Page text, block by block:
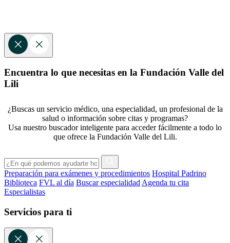
Encuentra lo que necesitas en la Fundación Valle del
Lili
¿Buscas un servicio médico, una especialidad, un profesional de la
salud o información sobre citas y programas?
Usa nuestro buscador inteligente para acceder fácilmente a todo lo
que ofrece la Fundación Valle del Lili.
Preparación para exámenes y procedimientos Hospital Padrino
Biblioteca FVL al día Buscar especialidad Agenda tu cita
Especialistas
Servicios para ti